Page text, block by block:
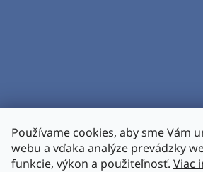
Používame cookies, aby sme Vám
webu a vďaka analýze prevádzky
funkcie, výkon a použiteľnosť. Viac